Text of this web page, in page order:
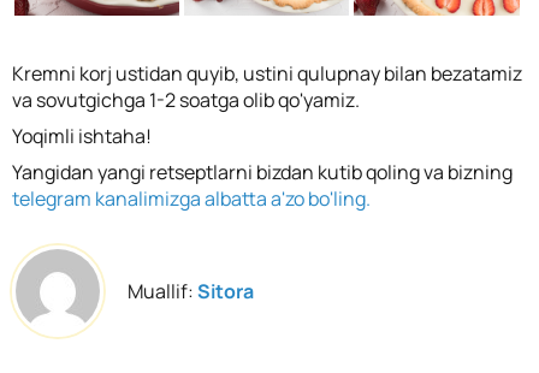
Kremni korj ustidan quyib, ustini qulupnay bilan bezatamiz
va sovutgichga 1-2 soatga olib qo'yamiz.
Yoqimli ishtaha!
Yangidan yangi retseptlarni bizdan kutib qoling va bizning
telegram kanalimizga albatta a'zo bo'ling.
Muallif:Sitora